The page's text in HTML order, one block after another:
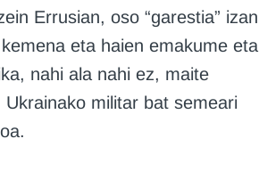
Errusian, oso “garestia” izan
eta haien emakume eta
nahi ala nahi ez, maite
militar bat semeari